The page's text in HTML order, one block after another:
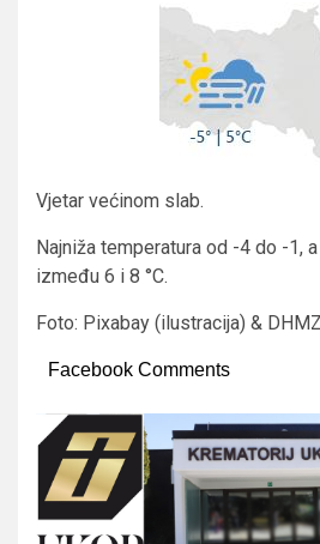
Vjetar većinom slab.
Najniža temperatura od -4 do -1,
između 6 i 8 °C.
Foto: Pixabay (ilustracija) &
Facebook Comments